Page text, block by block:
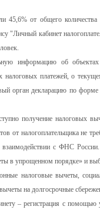
45,6% от общего
"Личный кабинет
информацию об
налоговых платежей, о
орган декларацию по
получение налоговых
от налогоплательщика не
с ФНС России.
в упрощенном порядке» и
налоговые вычеты,
на долгосрочные
– регистрация с помощью